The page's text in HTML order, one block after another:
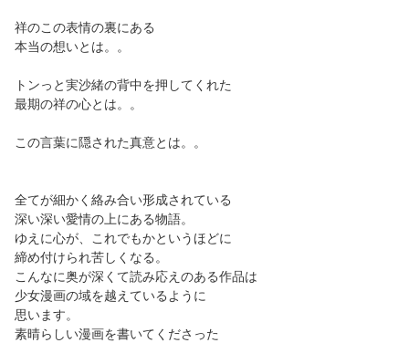
祥のこの表情の裏にある
本当の想いとは。。
トンっと実沙緒の背中を押してくれた
最期の祥の心とは。。
この言葉に隠された真意とは。。
全てが細かく絡み合い形成されている
深い深い愛情の上にある物語。
ゆえに心が、これでもかというほどに
締め付けられ苦しくなる。
こんなに奥が深くて読み応えのある作品は
少女漫画の域を越えているように
思います。
素晴らしい漫画を書いてくださった